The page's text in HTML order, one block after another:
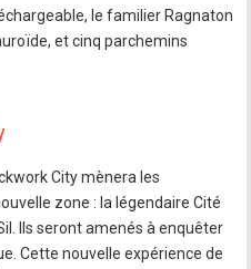
le familier Ragnaton
et cinq parchemins
City mènera les
zone : la légendaire Cité
Ils seront amenés à enquêter
Cette nouvelle expérience de